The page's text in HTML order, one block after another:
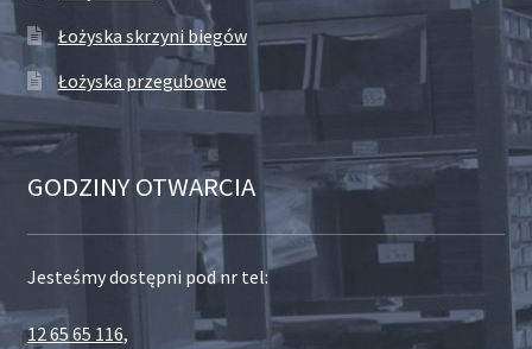
Łożyska skrzyni biegów
Łożyska przegubowe
GODZINY OTWARCIA
Jesteśmy dostępni pod nr tel:
12 65 65 116,